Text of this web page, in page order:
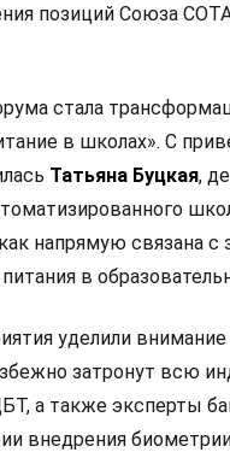
позиций Союза
стала
в школах». С
Татьяна Буцкая,
напрямую связана с
в
уделили
затронут всю
а также эксперты
внедрения